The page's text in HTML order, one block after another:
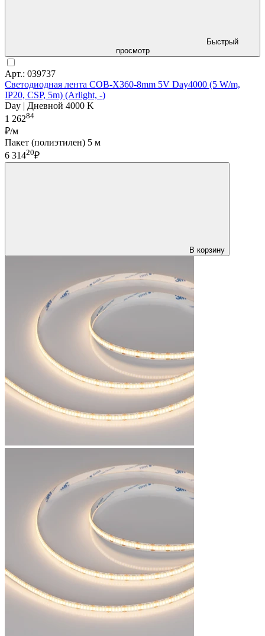
Быстрый
просмотр
Арт.: 039737
Светодиодная лента COB-X360-8mm 5V Day4000 (5 W/m,
IP20, CSP, 5m) (Arlight, -)
Day | Дневной 4000 K
1 26284
₽/м
Пакет (полиэтилен) 5 м
6 31420₽
В корзину